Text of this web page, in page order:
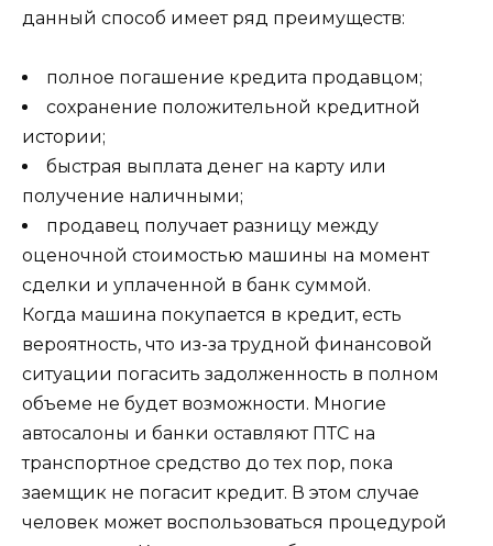
данный способ имеет ряд преимуществ:
полное погашение кредита продавцом;
сохранение положительной кредитной
истории;
быстрая выплата денег на карту или
получение наличными;
продавец получает разницу между
оценочной стоимостью машины на момент
сделки и уплаченной в банк суммой.
Когда машина покупается в кредит, есть
вероятность, что из-за трудной финансовой
ситуации погасить задолженность в полном
объеме не будет возможности. Многие
автосалоны и банки оставляют ПТС на
транспортное средство до тех пор, пока
заемщик не погасит кредит. В этом случае
человек может воспользоваться процедурой